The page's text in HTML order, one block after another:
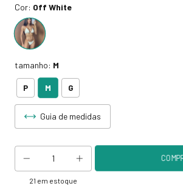
Cor: Off White
tamanho: M
P M G
Guia de medidas
21 em estoque